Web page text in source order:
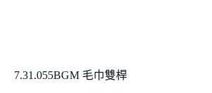
7.31.055BGM 毛巾雙桿